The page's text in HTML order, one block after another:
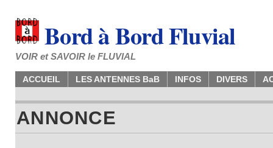
Bord à Bord Fluvial
VOIR et SAVOIR le FLUVIAL
ACCUEIL LES ANTENNES BaB INFOS DIVERS
ANNONCE